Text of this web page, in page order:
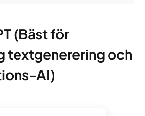
(Bäst för
textgenerering och
AI)